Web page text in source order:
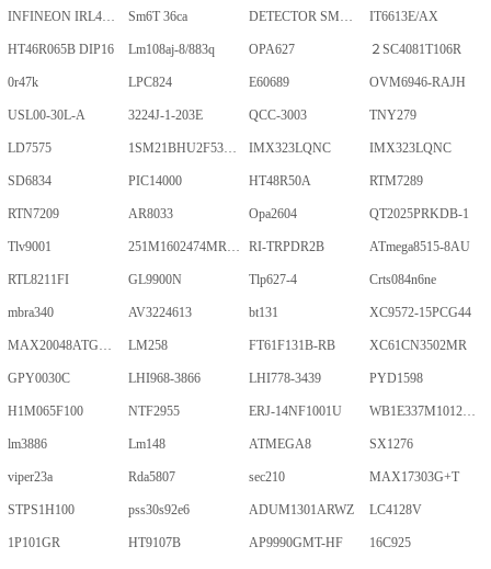
INFINEON IRL40SC228 Sm6T 36ca DETECTOR SMD,HT7024A-1,3%,SOT-89 IT6613E/AX
HT46R065B DIP16 Lm108aj-8/883q OPA627 ２SC4081T106R
0r47k LPC824 E60689 OVM6946-RAJH
USL00-30L-A 3224J-1-203E QCC-3003 TNY279
LD7575 1SM21BHU2F53E2VGNE IMX323LQNC IMX323LQNC
SD6834 PIC14000 HT48R50A RTM7289
RTN7209 AR8033 Opa2604 QT2025PRKDB-1
Tlv9001 251M1602474MR09M RI-TRPDR2B ATmega8515-8AU
RTL8211FI GL9900N Tlp627-4 Crts084n6ne
mbra340 AV3224613 bt131 XC9572-15PCG44
MAX20048ATGA/VY+ LM258 FT61F131B-RB XC61CN3502MR
GPY0030C LHI968-3866 LHI778-3439 PYD1598
H1M065F100 NTF2955 ERJ-14NF1001U WB1E337M1012MPA
lm3886 Lm148 ATMEGA8 SX1276
viper23a Rda5807 sec210 MAX17303G+T
STPS1H100 pss30s92e6 ADUM1301ARWZ LC4128V
1P101GR HT9107B AP9990GMT-HF 16C925